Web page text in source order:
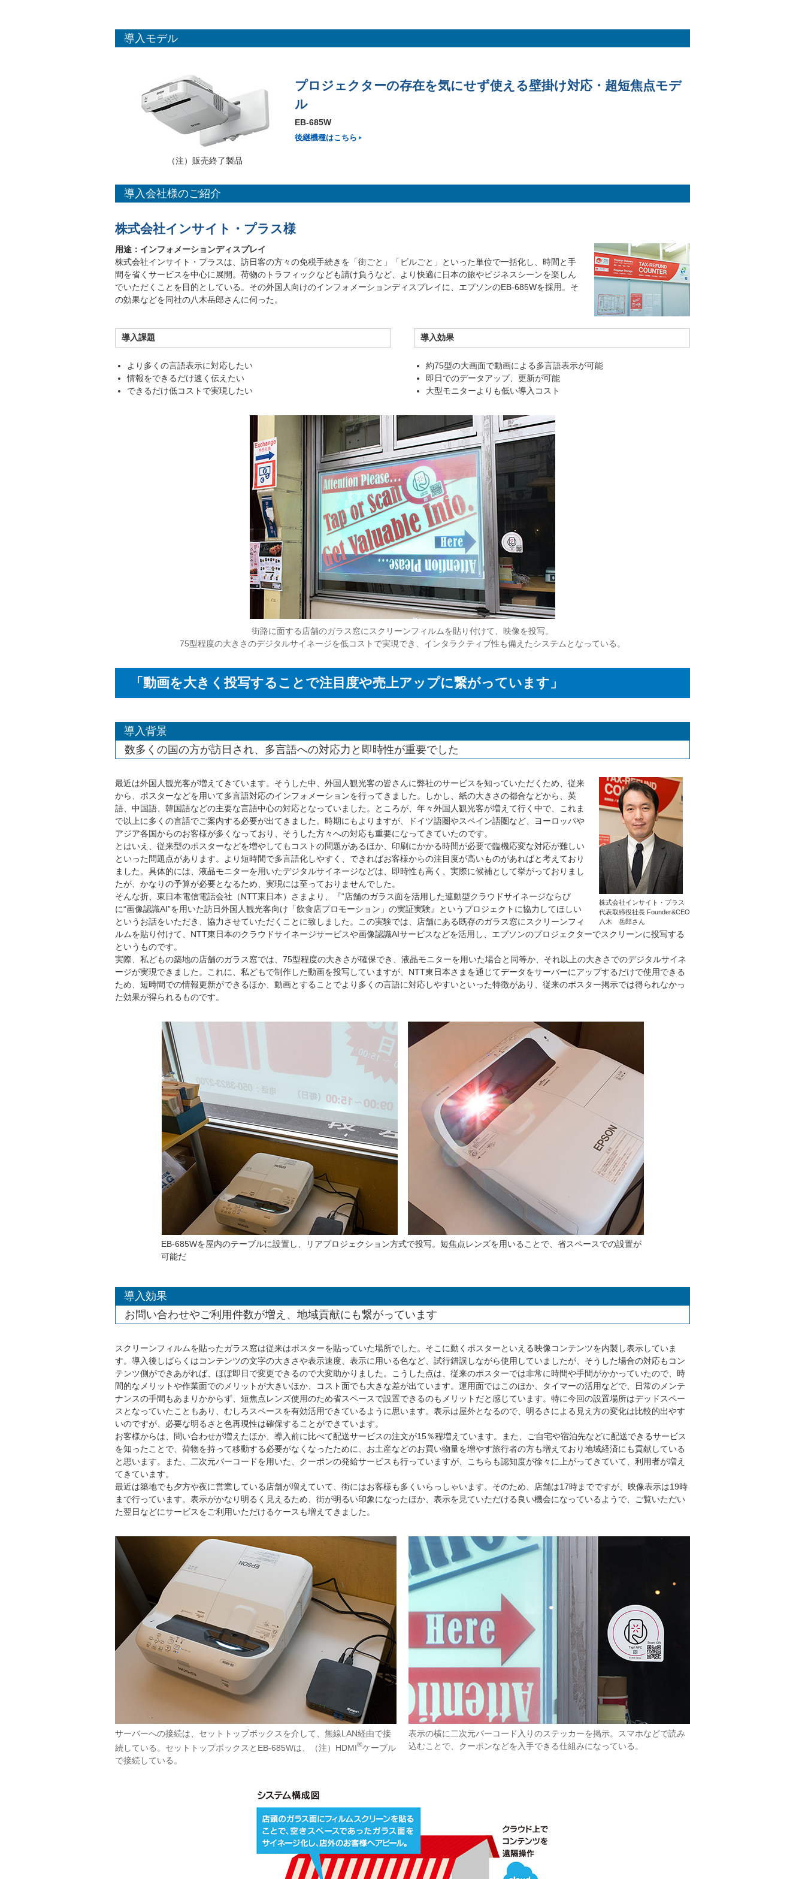
導入モデル
（注）販売終了製品
プロジェクターの存在を気にせず使える壁掛け対応・超短焦点モデ
ル
EB-685W
後継機種はこちら
導入会社様のご紹介
株式会社インサイト・プラス様
用途：インフォメーションディスプレイ
株式会社インサイト・プラスは、訪日客の方々の免税手続きを「街ごと」「ビルごと」といった単位で一括化し、時間と手
間を省くサービスを中心に展開。荷物のトラフィックなども請け負うなど、より快適に日本の旅やビジネスシーンを楽しん
でいただくことを目的としている。その外国人向けのインフォメーションディスプレイに、エプソンのEB-685Wを採用。そ
の効果などを同社の八木岳郎さんに伺った。
導入課題
より多くの言語表示に対応したい
情報をできるだけ速く伝えたい
できるだけ低コストで実現したい
導入効果
約75型の大画面で動画による多言語表示が可能
即日でのデータアップ、更新が可能
大型モニターよりも低い導入コスト
街路に面する店舗のガラス窓にスクリーンフィルムを貼り付けて、映像を投写。
75型程度の大きさのデジタルサイネージを低コストで実現でき、インタラクティブ性も備えたシステムとなっている。
「動画を大きく投写することで注目度や売上アップに繋がっています」
導入背景
数多くの国の方が訪日され、多言語への対応力と即時性が重要でした
株式会社インサイト・プラス
代表取締役社長 Founder&CEO
八木 岳郎さん
最近は外国人観光客が増えてきています。そうした中、外国人観光客の皆さんに弊社のサービスを知っていただくため、従来
から、ポスターなどを用いて多言語対応のインフォメーションを行ってきました。しかし、紙の大きさの都合などから、英
語、中国語、韓国語などの主要な言語中心の対応となっていました。ところが、年々外国人観光客が増えて行く中で、これま
で以上に多くの言語でご案内する必要が出てきました。時期にもよりますが、ドイツ語圏やスペイン語圏など、ヨーロッパや
アジア各国からのお客様が多くなっており、そうした方々への対応も重要になってきていたのです。
とはいえ、従来型のポスターなどを増やしてもコストの問題があるほか、印刷にかかる時間が必要で臨機応変な対応が難しい
といった問題点があります。より短時間で多言語化しやすく、できればお客様からの注目度が高いものがあればと考えており
ました。具体的には、液晶モニターを用いたデジタルサイネージなどは、即時性も高く、実際に候補として挙がっておりまし
たが、かなりの予算が必要となるため、実現には至っておりませんでした。
そんな折、東日本電信電話会社（NTT東日本）さまより、『“店舗のガラス面を活用した連動型クラウドサイネージならび
に“画像認識AI”を用いた訪日外国人観光客向け「飲食店プロモーション」の実証実験』というプロジェクトに協力してほしい
というお話をいただき、協力させていただくことに致しました。この実験では、店舗にある既存のガラス窓にスクリーンフィ
ルムを貼り付けて、NTT東日本のクラウドサイネージサービスや画像認識AIサービスなどを活用し、エプソンのプロジェクターでスクリーンに投写する
というものです。
実際、私どもの築地の店舗のガラス窓では、75型程度の大きさが確保でき、液晶モニターを用いた場合と同等か、それ以上の大きさでのデジタルサイネ
ージが実現できました。これに、私どもで制作した動画を投写していますが、NTT東日本さまを通じてデータをサーバーにアップするだけで使用できる
ため、短時間での情報更新ができるほか、動画とすることでより多くの言語に対応しやすいといった特徴があり、従来のポスター掲示では得られなかっ
た効果が得られるものです。
EB-685Wを屋内のテーブルに設置し、リアプロジェクション方式で投写。短焦点レンズを用いることで、省スペースでの設置が
可能だ
導入効果
お問い合わせやご利用件数が増え、地域貢献にも繋がっています
スクリーンフィルムを貼ったガラス窓は従来はポスターを貼っていた場所でした。そこに動くポスターといえる映像コンテンツを内製し表示していま
す。導入後しばらくはコンテンツの文字の大きさや表示速度、表示に用いる色など、試行錯誤しながら使用していましたが、そうした場合の対応もコン
テンツ側ができあがれば、ほぼ即日で変更できるので大変助かりました。こうした点は、従来のポスターでは非常に時間や手間がかかっていたので、時
間的なメリットや作業面でのメリットが大きいほか、コスト面でも大きな差が出ています。運用面ではこのほか、タイマーの活用などで、日常のメンテ
ナンスの手間もあまりかからず、短焦点レンズ使用のため省スペースで設置できるのもメリットだと感じています。特に今回の設置場所はデッドスペー
スとなっていたこともあり、むしろスペースを有効活用できているように思います。表示は屋外となるので、明るさによる見え方の変化は比較的出やす
いのですが、必要な明るさと色再現性は確保することができています。
お客様からは、問い合わせが増えたほか、導入前に比べて配送サービスの注文が15％程増えています。また、ご自宅や宿泊先などに配送できるサービス
を知ったことで、荷物を持って移動する必要がなくなったために、お土産などのお買い物量を増やす旅行者の方も増えており地域経済にも貢献している
と思います。また、二次元バーコードを用いた、クーポンの発給サービスも行っていますが、こちらも認知度が徐々に上がってきていて、利用者が増え
てきています。
最近は築地でも夕方や夜に営業している店舗が増えていて、街にはお客様も多くいらっしゃいます。そのため、店舗は17時までですが、映像表示は19時
まで行っています。表示がかなり明るく見えるため、街が明るい印象になったほか、表示を見ていただける良い機会になっているようで、ご覧いただい
た翌日などにサービスをご利用いただけるケースも増えてきました。
サーバーへの接続は、セットトップボックスを介して、無線LAN経由で接
続している。セットトップボックスとEB-685Wは、（注）HDMI®ケーブル
で接続している。
表示の横に二次元バーコード入りのステッカーを掲示。スマホなどで読み
込むことで、クーポンなどを入手できる仕組みになっている。